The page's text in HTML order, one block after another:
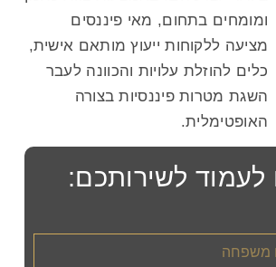
ומומחים בתחום, מאי פיננסים
מציעה ללקוחות ייעוץ מותאם אישית,
כלים להוזלת עלויות והכוונה לעבר
השגת מטרות פיננסיות בצורה
האופטימלית.
לשירותכם: